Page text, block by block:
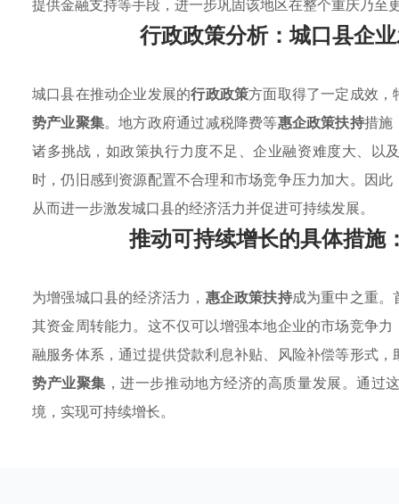
提供金融支持等手段，进一步巩固该地区在整个重庆乃至
行政政策分析：城口县企
城口县在推动企业发展的行政政策方面取得了一定成效，
势产业聚集。地方政府通过减税降费等惠企政策扶持措施
诸多挑战，如政策执行力度不足、企业融资难度大、以
时，仍旧感到资源配置不合理和市场竞争压力加大。因
从而进一步激发城口县的经济活力并促进可持续发展。
推动可持续增长的具体措施
为增强城口县的经济活力， 惠企政策扶持成为重中之重。
其资金周转能力。这不仅可以增强本地企业的市场竞争
融服务体系，通过提供贷款利息补贴、风险补偿等形式
势产业聚集 ，进一步推动地方经济的高质量发展。通
境，实现可持续增长。